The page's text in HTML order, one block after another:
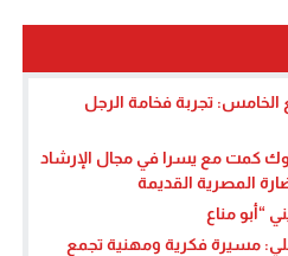
الخامس: تجربة فخامة الرجل
كمت مع يسرا في مجال الإرشاد
المصرية القديمة
“أبو مناع
مسيرة فكرية ومهنية تجمع